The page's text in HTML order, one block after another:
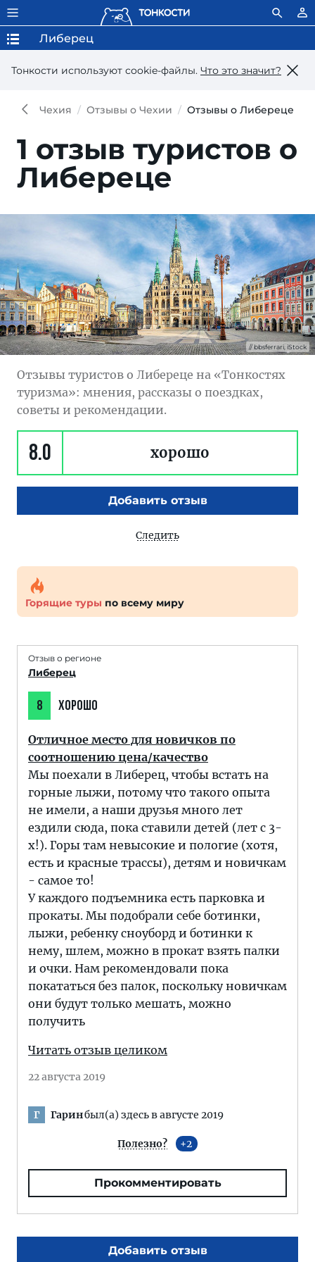
Тонкости используют сookie-файлы. Что это значит?
Либерец
Чехия Отзывы о Чехии Отзывы о Либереце
1 отзыв туристов о
Либереце
bbsferrari, iStock
Отзывы туристов о Либереце на «Тонкостях
туризма»: мнения, рассказы о поездках,
советы и рекомендации.
8.0 хорошо
Добавить отзыв
Следить
Горящие туры по всему миру
Отзыв о регионе
Либерец
8 ХОРОШО
Отличное место для новичков по
соотношению цена/качество
Мы поехали в Либерец, чтобы встать на
горные лыжи, потому что такого опыта
не имели, а наши друзья много лет
ездили сюда, пока ставили детей (лет с 3-
х!). Горы там невысокие и пологие (хотя,
есть и красные трассы), детям и новичкам
- самое то!
У каждого подъемника есть парковка и
прокаты. Мы подобрали себе ботинки,
лыжи, ребенку сноуборд и ботинки к
нему, шлем, можно в прокат взять палки
и очки. Нам рекомендовали пока
покататься без палок, поскольку новичкам
они будут только мешать, можно
получить
Читать отзыв целиком
22 августа 2019
Г Гаринбыл(а) здесь в августе 2019
Полезно? 2
Прокомментировать
Добавить отзыв